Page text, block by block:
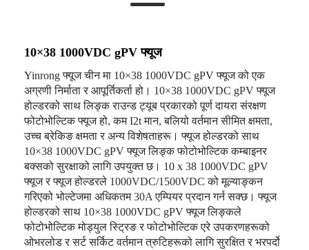
10×38 1000VDC gPV फ्यूज
Yinrong फ्यूज चीन मा 10×38 1000VDC gPV फ्यूज को एक
अग्रणी निर्माता र आपूर्तिकर्ता हो। 10×38 1000VDC gPV फ्यूज
होल्डरको साथ लिङ्क राउन्ड ट्यूब प्रकारको पूर्ण दायरा संरक्षण
फोटोभोल्टिक फ्यूज हो, कम I2t मान, बलियो वर्तमान सीमित क्षमता,
उच्च ब्रेकिङ क्षमता र अन्य विशेषताहरू। फ्यूज होल्डरको साथ
10×38 1000VDC gPV फ्यूज लिङ्क फोटोभोल्टिक कम्बाइनर
बक्सको सुरक्षाको लागि उपयुक्त छ। 10 x 38 1000VDC gPV
फ्यूज र फ्यूज होल्डरले 1000VDC/1500VDC को मूल्याङ्कन
गरिएको भोल्टेजमा अधिकतम 30A एम्पियर प्रदान गर्न सक्छ। फ्यूज
होल्डरको साथ 10×38 1000VDC gPV फ्यूज लिङ्कले
फोटोभोल्टिक मोड्युल स्ट्रिङ र फोटोभोल्टिक एरे उपकरणहरूको
ओभरलोड र सर्ट सर्किट वर्तमान त्रुटिहरूको लागि सुरक्षित र भरपर्दो